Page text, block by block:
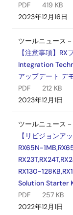
PDF
419 KB
2023年12月16日
ツールニュース
【注意事項】
Integration
アップデート デ
PDF
212 KB
2023年12月1日
ツールニュース
【リビジョンア
RX65N-
RX130-
Solution Starter
PDF
257 KB
2022年12月1日